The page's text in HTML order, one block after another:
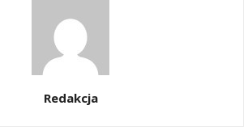
Redakcja